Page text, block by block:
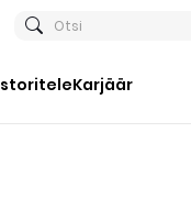
Otsi
Karjäär